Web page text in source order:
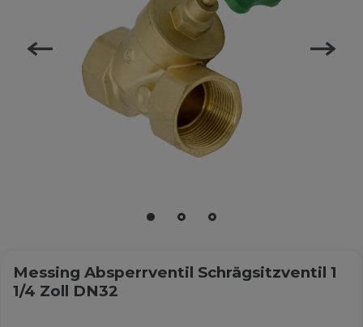
Messing Absperrventil Schrägsitzventil 1
1/4 Zoll DN32